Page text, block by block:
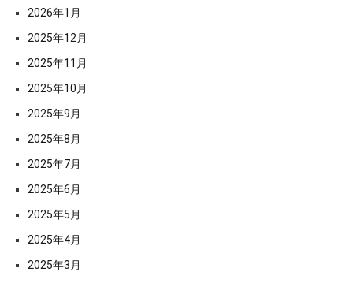
2026年1月
2025年12月
2025年11月
2025年10月
2025年9月
2025年8月
2025年7月
2025年6月
2025年5月
2025年4月
2025年3月